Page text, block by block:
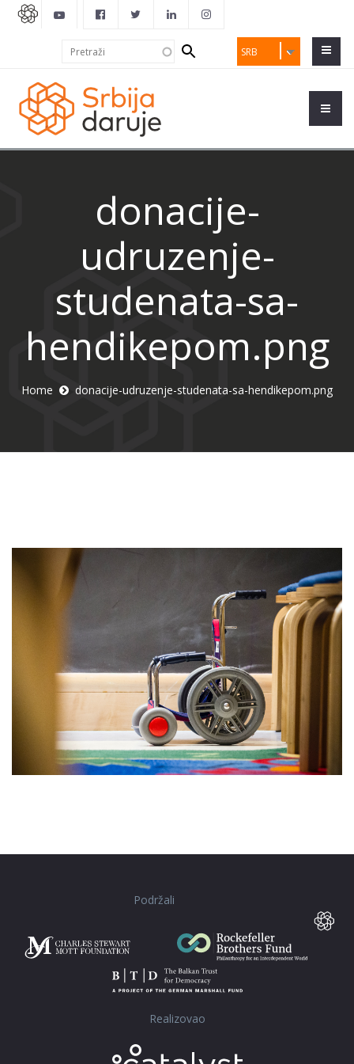
SRB
Search
form
donacije-
udruzenje-
studenata-sa-
hendikepom.png
Home donacije-udruzenje-studenata-sa-hendikepom.png
Podržali
Realizovao